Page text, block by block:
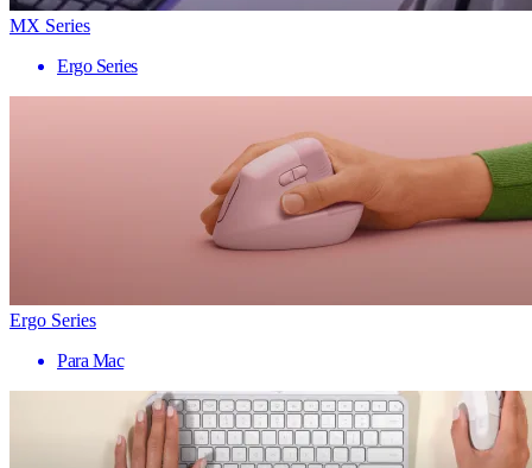
MX Series
Ergo Series
Ergo Series
Para Mac